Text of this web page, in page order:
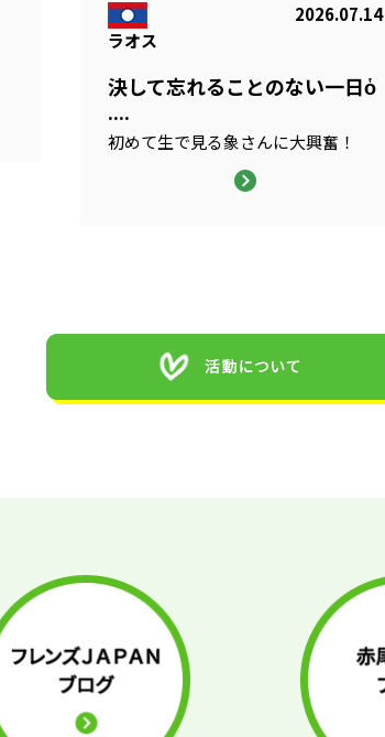
ラオス
2026.07.14
決して忘れることのない一日ὁ
....
初めて生で見る象さんに大興奮！